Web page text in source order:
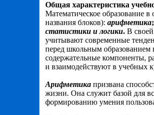
Общая характеристика
Математическое образование
названия блоков): арифметика
статистики и логики. В
учитывают современные
перед школьным
содержательные компоненты,
и взаимодействуют в учебных
Арифметика призвана
жизни. Она служит базой для
формированию умения